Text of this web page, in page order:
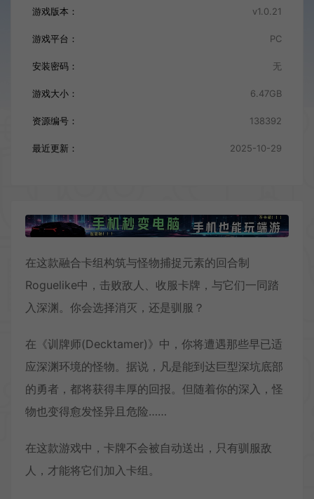
游戏版本： v1.0.21
游戏平台： PC
安装密码： 无
游戏大小： 6.47GB
资源编号： 138392
最近更新： 2025-10-29
在这款融合卡组构筑与怪物捕捉元素的回合制
Roguelike中，击败敌人、收服卡牌，与它们一同踏
入深渊。你会选择消灭，还是驯服？
在《训牌师(Decktamer)》中，你将遭遇那些早已适
应深渊环境的怪物。据说，凡是能到达巨型深坑底部
的勇者，都将获得丰厚的回报。但随着你的深入，怪
物也变得愈发怪异且危险……
在这款游戏中，卡牌不会被自动送出，只有驯服敌
人，才能将它们加入卡组。